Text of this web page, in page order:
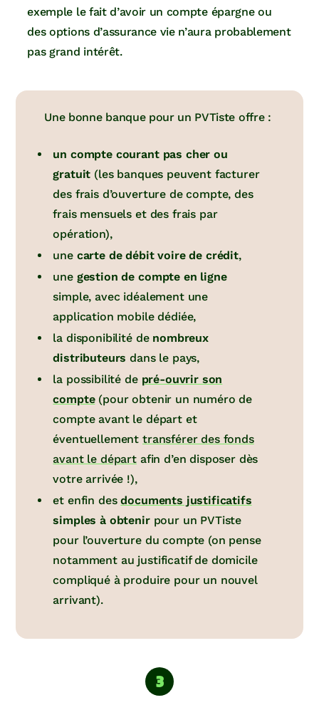
exemple le fait d’avoir un compte épargne ou
des options d’assurance vie n’aura probablement
pas grand intérêt.
Une bonne banque pour un PVTiste offre :
un compte courant pas cher ou
gratuit (les banques peuvent facturer
des frais d’ouverture de compte, des
frais mensuels et des frais par
opération),
une carte de débit voire de crédit,
une gestion de compte en ligne
simple, avec idéalement une
application mobile dédiée,
la disponibilité de nombreux
distributeurs dans le pays,
la possibilité de pré-ouvrir son
compte(pour obtenir un numéro de
compte avant le départ et
éventuellement transférer des fonds
avant le départ afin d’en disposer dès
votre arrivée !),
et enfin desdocuments justificatifs
simples à obtenirpour un PVTiste
pour l’ouverture du compte (on pense
notamment au justificatif de domicile
compliqué à produire pour un nouvel
arrivant).